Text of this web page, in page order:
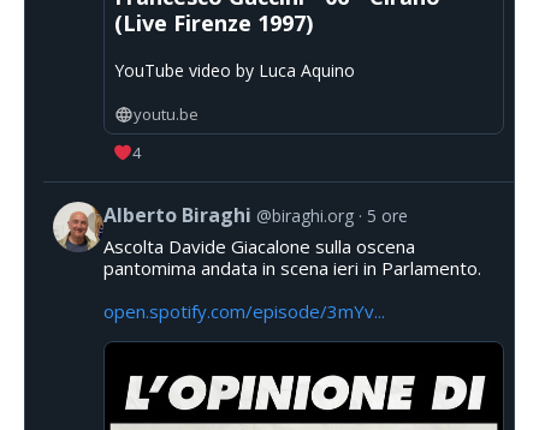
(Live Firenze 1997)
YouTube video by Luca Aquino
youtu.be
4
Alberto Biraghi @biraghi.org 5 ore
Ascolta Davide Giacalone sulla oscena
pantomima andata in scena ieri in Parlamento.
open.spotify.com/episode/3mYv...